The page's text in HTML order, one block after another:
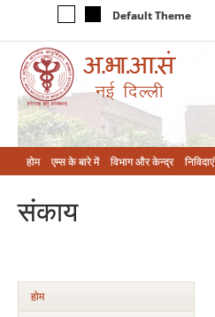
Default Theme
होम एम्‍स के बारे में विभाग और केन्‍द्र निविदाएं
संकाय
होम